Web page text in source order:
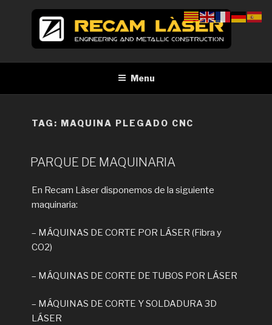
RECAM LÀSER
Menu
TAG: MAQUINA PLEGADO CNC
PARQUE DE MAQUINARIA
En Recam Làser disponemos de la siguiente
maquinaria:
– MÁQUINAS DE CORTE POR LÁSER (Fibra y
CO2)
– MÁQUINAS DE CORTE DE TUBOS POR LÁSER
– MÁQUINAS DE CORTE Y SOLDADURA 3D
LÁSER